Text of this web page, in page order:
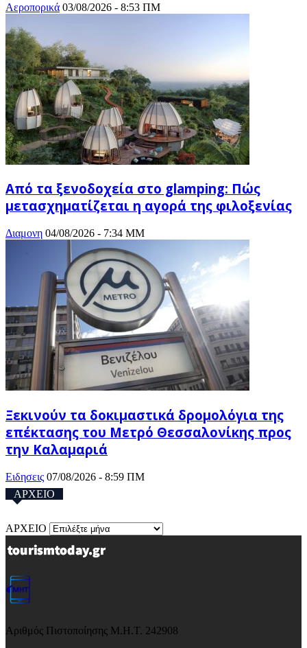
Αεροπορικά 03/08/2026 - 8:53 ΠΜ
Από τα ξενοδοχεία στο glamping: Πώς
μετασχηματίζεται η αγορά της φιλοξενίας
Διαμονη 04/08/2026 - 7:34 ΜΜ
Ξεκινούν τα δοκιμαστικά δρομολόγια της
επέκτασης του Μετρό Θεσσαλονίκης προς
την Καλαμαριά
Ειδησεις 07/08/2026 - 8:59 ΠΜ
ΑΡΧΕΙΟ
ΑΡΧΕΙΟ
Αριθμός Πιστοποίησης Μ.Η.Τ. 242908